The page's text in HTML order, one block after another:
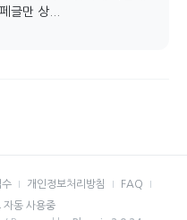
글만 상...
수 개인정보처리방침
FAQ
자동 사용중